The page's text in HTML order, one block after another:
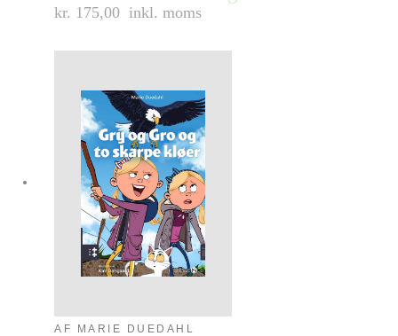
kr. 175,00 inkl. moms
AF MARIE DUEDAHL